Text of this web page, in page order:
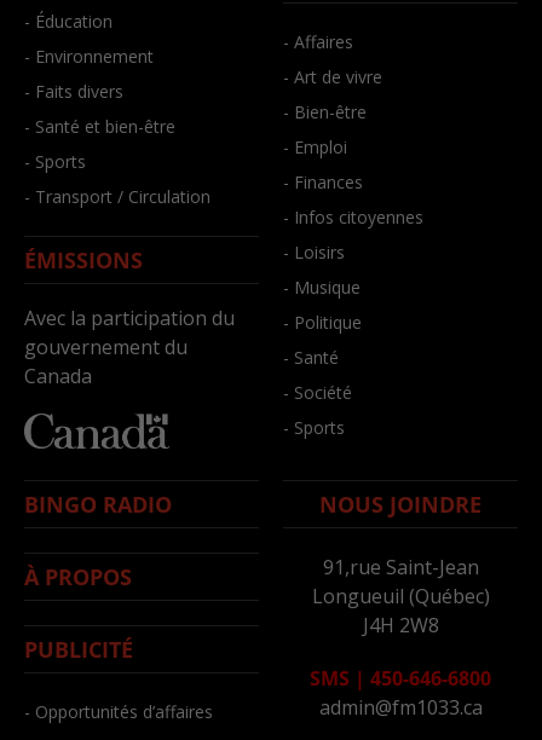
- Éducation
- Environnement
- Faits divers
- Santé et bien-être
- Sports
- Transport / Circulation
ÉMISSIONS
Avec la participation du
gouvernement du
Canada
- Affaires
- Art de vivre
- Bien-être
- Emploi
- Finances
- Infos citoyennes
- Loisirs
- Musique
- Politique
- Santé
- Société
- Sports
BINGO RADIO
À PROPOS
PUBLICITÉ
- Opportunités d’affaires
NOUS JOINDRE
91,rue Saint-Jean
Longueuil (Québec)
J4H 2W8
SMS | 450-646-6800
admin@fm1033.ca